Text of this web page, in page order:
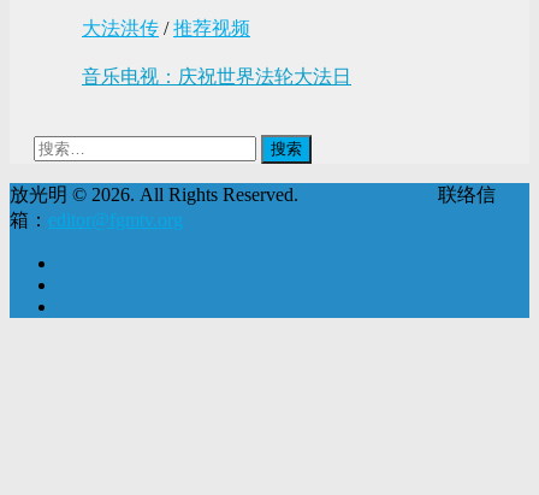
大法洪传 /推荐视频
音乐电视：庆祝世界法轮大法日
搜
放光明 © 2026. All Rights Reserved. 联络信
箱： editor@fgmtv.org